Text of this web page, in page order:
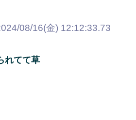
08/16(金) 12:12:33.73
れてて草